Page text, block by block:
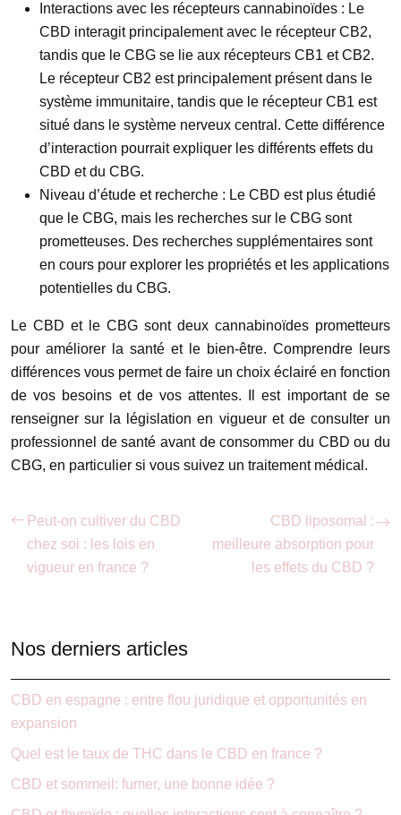
Interactions avec les récepteurs cannabinoïdes : Le
CBD interagit principalement avec le récepteur CB2,
tandis que le CBG se lie aux récepteurs CB1 et CB2.
Le récepteur CB2 est principalement présent dans le
système immunitaire, tandis que le récepteur CB1 est
situé dans le système nerveux central. Cette différence
d’interaction pourrait expliquer les différents effets du
CBD et du CBG.
Niveau d’étude et recherche : Le CBD est plus étudié
que le CBG, mais les recherches sur le CBG sont
prometteuses. Des recherches supplémentaires sont
en cours pour explorer les propriétés et les applications
potentielles du CBG.
Le CBD et le CBG sont deux cannabinoïdes prometteurs
pour améliorer la santé et le bien-être. Comprendre leurs
différences vous permet de faire un choix éclairé en fonction
de vos besoins et de vos attentes. Il est important de se
renseigner sur la législation en vigueur et de consulter un
professionnel de santé avant de consommer du CBD ou du
CBG, en particulier si vous suivez un traitement médical.
Peut-on cultiver du CBD
chez soi : les lois en
vigueur en france ?
CBD liposomal :
meilleure absorption pour
les effets du CBD ?
Nos derniers articles
CBD en espagne : entre flou juridique et opportunités en
expansion
Quel est le taux de THC dans le CBD en france ?
CBD et sommeil: fumer, une bonne idée ?